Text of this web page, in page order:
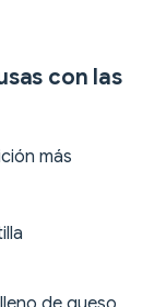
con las
más